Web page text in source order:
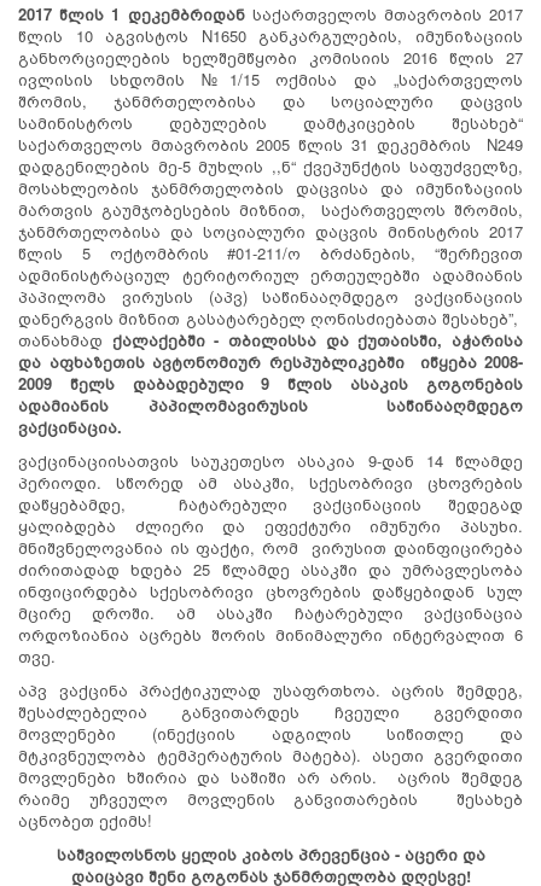
2017 წლის 1 დეკემბრიდან საქართველოს მთავრობის 2017
წლის 10 აგვისტოს N1650 განკარგულების, იმუნიზაციის
განხორციელების ხელშემწყობი კომისიის 2016 წლის 27
ივლისის სხდომის №1/15 ოქმისა და „საქართველოს
შრომის, ჯანმრთელობისა და სოციალური დაცვის
სამინისტროს დებულების დამტკიცების შესახებ“
საქართველოს მთავრობის 2005 წლის 31 დეკემბრის N249
დადგენილების მე-5 მუხლის ,,ნ“ ქვეპუნქტის საფუძველზე,
მოსახლეობის ჯანმრთელობის დაცვისა და იმუნიზაციის
მართვის გაუმჯობესების მიზნით, საქართველოს შრომის,
ჯანმრთელობისა და სოციალური დაცვის მინისტრის 2017
წლის 5 ოქტომბრის #01-211/ო ბრძანების, “შერჩევით
ადმინისტრაციულ ტერიტორიულ ერთეულებში ადამიანის
პაპილომა ვირუსის (აპვ) საწინააღმდეგო ვაქცინაციის
დანერგვის მიზნით გასატარებელ ღონისძიებათა შესახებ”,
თანახმად ქალაქებში - თბილისსა და ქუთაისში, აჭარისა
და აფხაზეთის ავტონომიურ რესპუბლიკებში იწყება 2008-
2009 წელს დაბადებული 9 წლის ასაკის გოგონების
ადამიანის პაპილომავირუსის საწინააღმდეგო
ვაქცინაცია.
ვაქცინაციისათვის საუკეთესო ასაკია 9-დან 14 წლამდე
პერიოდი. სწორედ ამ ასაკში, სქესობრივი ცხოვრების
დაწყებამდე, ჩატარებული ვაქცინაციის შედეგად
ყალიბდება ძლიერი და ეფექტური იმუნური პასუხი.
მნიშვნელოვანია ის ფაქტი, რომ ვირუსით დაინფიცირება
ძირითადად ხდება 25 წლამდე ასაკში და უმრავლესობა
ინფიცირდება სქესობრივი ცხოვრების დაწყებიდან სულ
მცირე დროში. ამ ასაკში ჩატარებული ვაქცინაცია
ორდოზიანია აცრებს შორის მინიმალური ინტერვალით 6
თვე.
აპვ ვაქცინა პრაქტიკულად უსაფრთხოა. აცრის შემდეგ,
შესაძლებელია განვითარდეს ჩვეული გვერდითი
მოვლენები (ინექციის ადგილის სიწითლე და
მტკივნეულობა ტემპერატურის მატება). ასეთი გვერდითი
მოვლენები ხშირია და საშიში არ არის. აცრის შემდეგ
რაიმე უჩვეულო მოვლენის განვითარების შესახებ
აცნობეთ ექიმს!
საშვილოსნოს ყელის კიბოს პრევენცია - აცერი და
დაიცავი შენი გოგონას ჯანმრთელობა დღესვე!